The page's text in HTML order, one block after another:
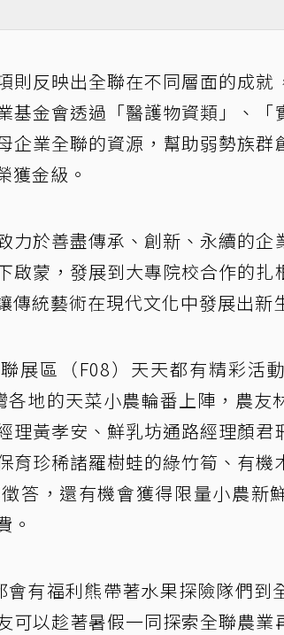
則反映出全聯在不同層面的成就
基金會透過「醫護物資類」、「
企業全聯的資源，幫助弱勢族群
獲金級。
力於善盡傳承、創新、永續的企
啟蒙，發展到大專院校合作的扎
傳統藝術在現代文化中發展出新
展區（F08）天天都有精彩活
各地的天菜小農輪番上陣，農友
理黃孝安、鮮乳坊通路經理顏君
育珍稀諸羅樹蛙的綠竹筍、有機
答，還有機會獲得限量小農新
。
有福利熊帶著水果探險隊們到
可以趁著暑假一同探索全聯農業